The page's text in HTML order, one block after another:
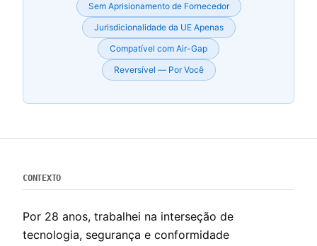
Sem Aprisionamento de Fornecedor
Jurisdicionalidade da UE Apenas
Compatível com Air-Gap
Reversível — Por Você
CONTEXTO
Por 28 anos, trabalhei na interseção de
tecnologia, segurança e conformidade